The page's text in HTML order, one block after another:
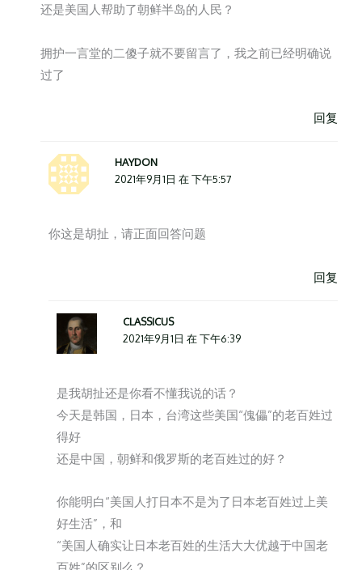
还是美国人帮助了朝鲜半岛的人民？
拥护一言堂的二傻子就不要留言了，我之前已经明确说
过了
回复
HAYDON
2021年9月1日 在 下午5:57
你这是胡扯，请正面回答问题
回复
CLASSICUS
2021年9月1日 在 下午6:39
是我胡扯还是你看不懂我说的话？
今天是韩国，日本，台湾这些美国“傀儡”的老百姓过
得好
还是中国，朝鲜和俄罗斯的老百姓过的好？
你能明白“美国人打日本不是为了日本老百姓过上美
好生活”，和
“美国人确实让日本老百姓的生活大大优越于中国老